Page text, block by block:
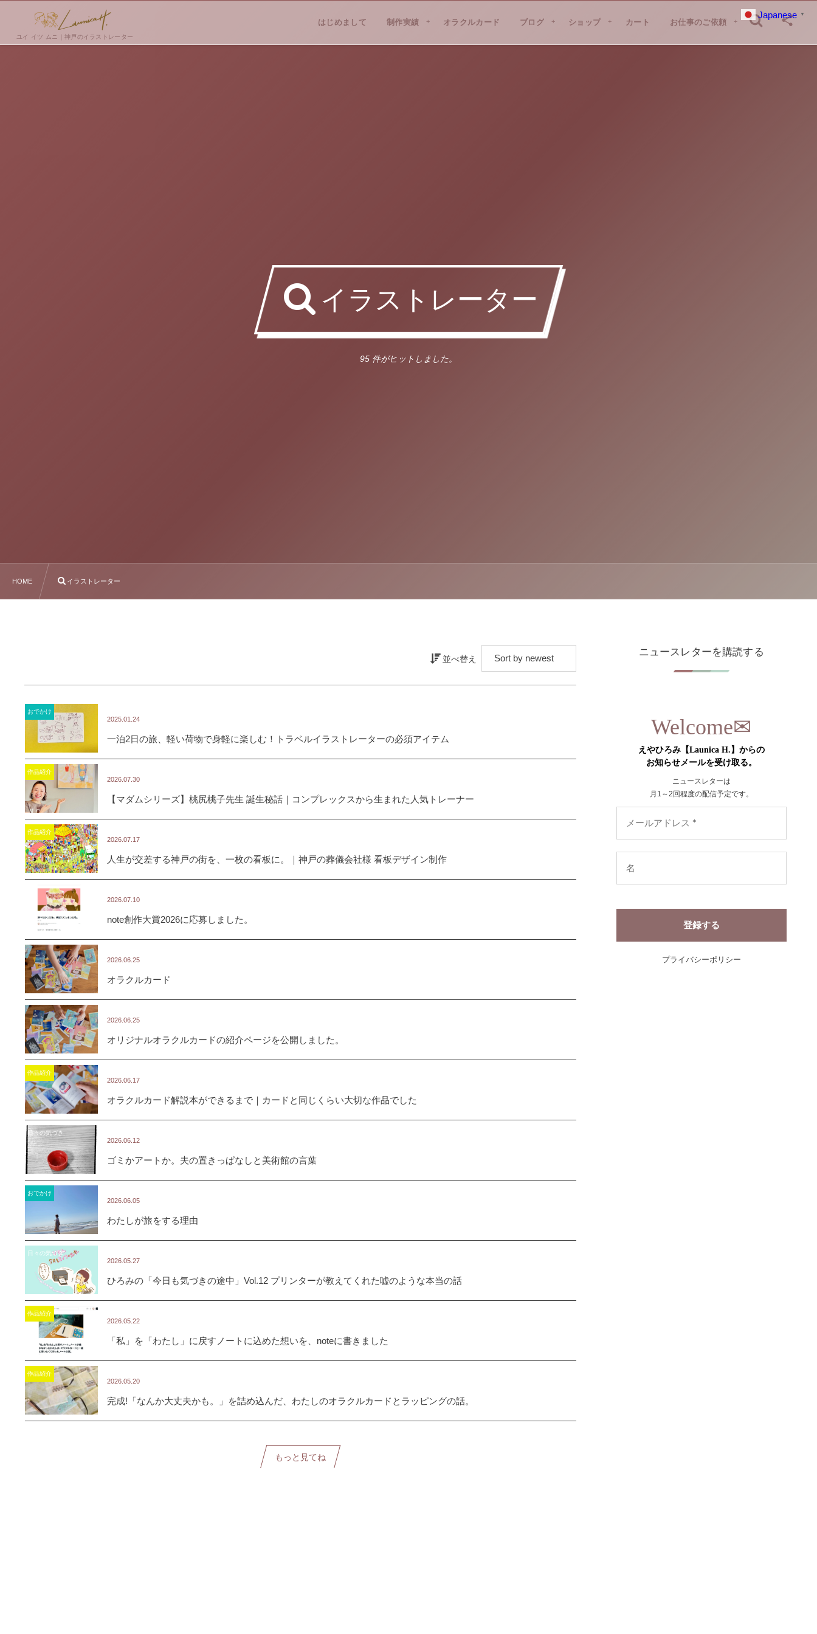
ユイ イツ ムニ｜神戸のイラストレーター
はじめまして
PROFILE 制作実績
WORKS オラクルカード ブログ
BLOG ショップ
SHOP カート
CART お仕事のご依頼
CONTACT
イラストレーター
95 件がヒットしました。
HOME イラストレーター
並べ替え
おでかけ
2025.01.24
一泊2日の旅、軽い荷物で身軽に楽しむ！トラベルイラストレーターの必須アイテム
作品紹介
2026.07.30
【マダムシリーズ】桃尻桃子先生 誕生秘話｜コンプレックスから生まれた人気トレーナー
作品紹介
2026.07.17
人生が交差する神戸の街を、一枚の看板に。｜神戸の葬儀会社様 看板デザイン制作
2026.07.10
note創作大賞2026に応募しました。
2026.06.25
オラクルカード
2026.06.25
オリジナルオラクルカードの紹介ページを公開しました。
作品紹介
2026.06.17
オラクルカード解説本ができるまで｜カードと同じくらい大切な作品でした
日々の気づき
2026.06.12
ゴミかアートか。夫の置きっぱなしと美術館の言葉
おでかけ
2026.06.05
わたしが旅をする理由
日々の気づき
2026.05.27
ひろみの「今日も気づきの途中」Vol.12 プリンターが教えてくれた嘘のような本当の話
作品紹介
2026.05.22
「私」を「わたし」に戻すノートに込めた想いを、noteに書きました
作品紹介
2026.05.20
完成!「なんか大丈夫かも。」を詰め込んだ、わたしのオラクルカードとラッピングの話。
もっと見てね
ニュースレターを購読する
Welcome✉︎
えやひろみ【Launica H.】からの
お知らせメールを受け取る。
ニュースレターは
月1～2回程度の配信予定です。
プライバシーポリシー
Japanese ▼